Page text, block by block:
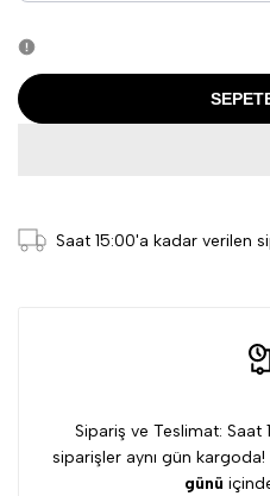
Saat 15:00'a kadar verilen
Sipariş ve Teslimat:
siparişler aynı gün
günü